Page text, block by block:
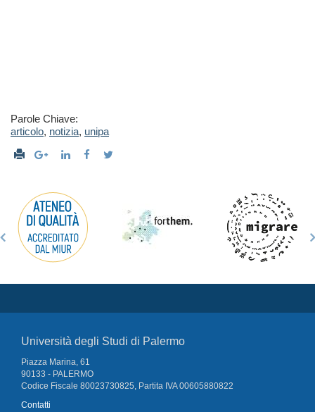
Parole Chiave:
articolo, notizia, unipa
Università degli Studi di Palermo
Piazza Marina, 61
90133 - PALERMO
Codice Fiscale 80023730825, Partita IVA 00605880822
Contatti